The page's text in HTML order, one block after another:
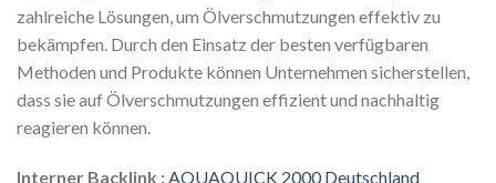
zahlreiche Lösungen, um Ölverschmutzungen effektiv zu
bekämpfen. Durch den Einsatz der besten verfügbaren
Methoden und Produkte können Unternehmen sicherstellen,
dass sie auf Ölverschmutzungen effizient und nachhaltig
reagieren können.
Interner Backlink :AQUAQUICK 2000 Deutschland